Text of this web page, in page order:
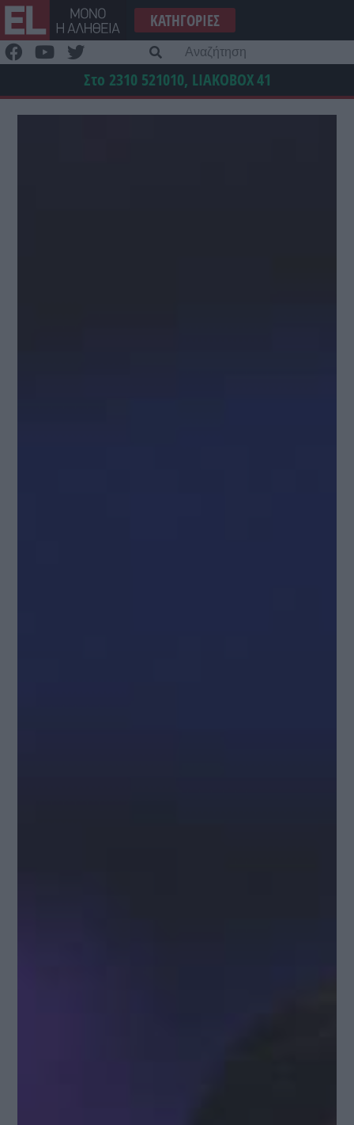
Μετάβαση
στο
περιεχόμενο
ΚΑΤΗΓΟΡΊΕΣ
Στο 2310 521010, LIAKOBOX41